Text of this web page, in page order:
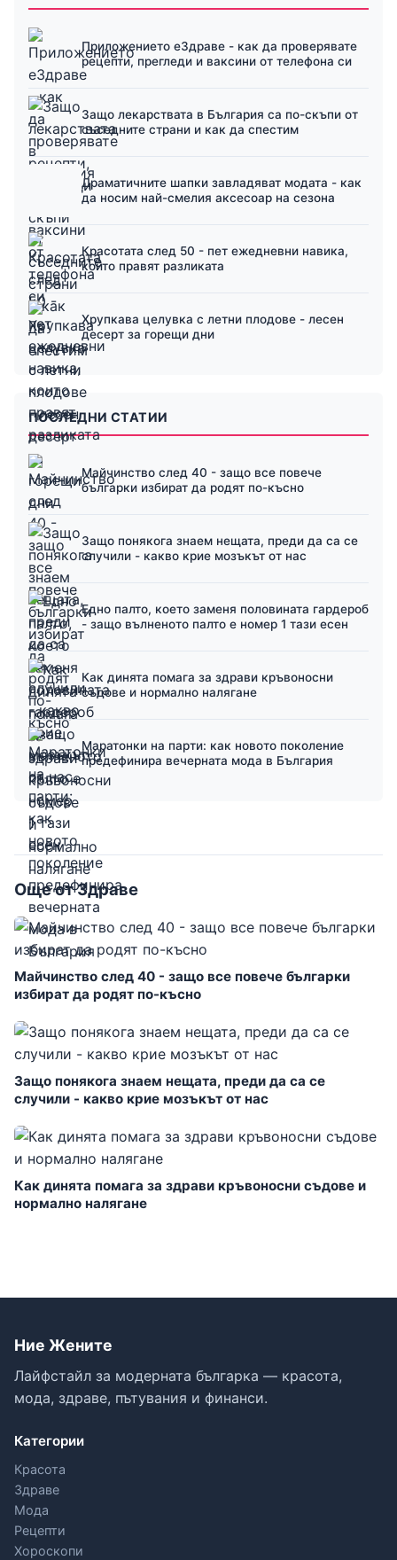
Приложението еЗдраве - как да проверявате
рецепти, прегледи и ваксини от телефона си
Защо лекарствата в България са по-скъпи от
съседните страни и как да спестим
Драматичните шапки завладяват модата - как
да носим най-смелия аксесоар на сезона
Красотата след 50 - пет ежедневни навика,
които правят разликата
Хрупкава целувка с летни плодове - лесен
десерт за горещи дни
ПОСЛЕДНИ СТАТИИ
Майчинство след 40 - защо все повече
българки избират да родят по-късно
Защо понякога знаем нещата, преди да са се
случили - какво крие мозъкът от нас
Едно палто, което заменя половината гардероб
- защо вълненото палто е номер 1 тази есен
Как динята помага за здрави кръвоносни
съдове и нормално налягане
Маратонки на парти: как новото поколение
предефинира вечерната мода в България
Още от Здраве
Майчинство след 40 - защо все повече българки
избират да родят по-късно
Защо понякога знаем нещата, преди да са се
случили - какво крие мозъкът от нас
Как динята помага за здрави кръвоносни съдове и
нормално налягане
Ние Жените
Лайфстайл за модерната българка — красота,
мода, здраве, пътувания и финанси.
Категории
Красота
Здраве
Мода
Рецепти
Хороскопи